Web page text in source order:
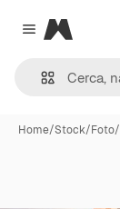
Close menu
Magnific
Home/Stock/Foto/